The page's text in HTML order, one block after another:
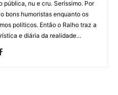
pública, nu e cru. Seríssimo. Por
bons humoristas enquanto os
políticos. Então o Ralho traz a
e diária da realidade…